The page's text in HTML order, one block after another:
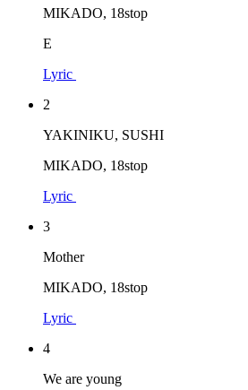
MIKADO, 18stop
E
Lyric
2
YAKINIKU, SUSHI
MIKADO, 18stop
Lyric
3
Mother
MIKADO, 18stop
Lyric
4
We are young